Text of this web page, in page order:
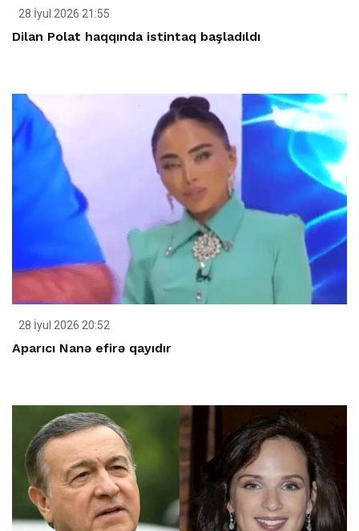
28 İyul 2026 21:55
Dilan Polat haqqında istintaq başladıldı
28 İyul 2026 20:52
Aparıcı Nanə efirə qayıdır